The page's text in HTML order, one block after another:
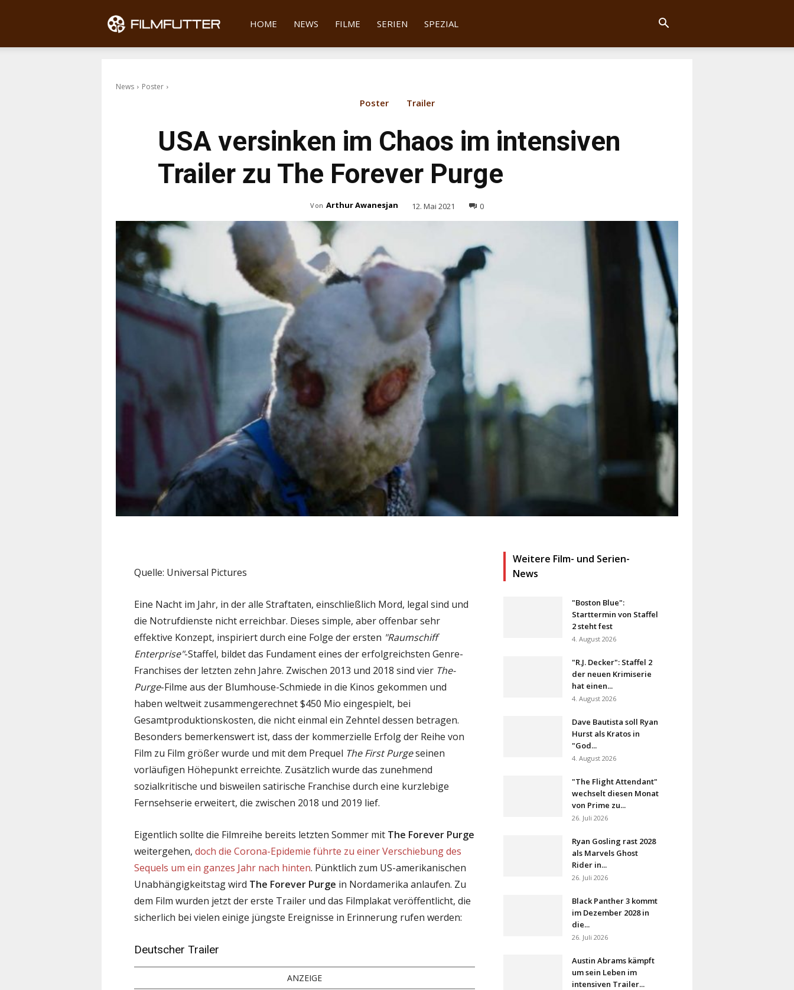
Filmfutter
HOME NEWS FILME SERIEN SPEZIAL
News Poster
Poster Trailer
USA versinken im Chaos im intensiven
Trailer zu The Forever Purge
Von Arthur Awanesjan 12. Mai 2021 0
Quelle: Universal Pictures
Eine Nacht im Jahr, in der alle Straftaten, einschließlich Mord, legal sind und
die Notrufdienste nicht erreichbar. Dieses simple, aber offenbar sehr
effektive Konzept, inspiriert durch eine Folge der ersten "Raumschiff
Enterprise"-Staffel, bildet das Fundament eines der erfolgreichsten Genre-
Franchises der letzten zehn Jahre. Zwischen 2013 und 2018 sind vier The-
Purge-Filme aus der Blumhouse-Schmiede in die Kinos gekommen und
haben weltweit zusammengerechnet $450 Mio eingespielt, bei
Gesamtproduktionskosten, die nicht einmal ein Zehntel dessen betragen.
Besonders bemerkenswert ist, dass der kommerzielle Erfolg der Reihe von
Film zu Film größer wurde und mit dem Prequel The First Purgeseinen
vorläufigen Höhepunkt erreichte. Zusätzlich wurde das zunehmend
sozialkritische und bisweilen satirische Franchise durch eine kurzlebige
Fernsehserie erweitert, die zwischen 2018 und 2019 lief.
Eigentlich sollte die Filmreihe bereits letzten Sommer mit The Forever Purge
weitergehen, doch die Corona-Epidemie führte zu einer Verschiebung des
Sequels um ein ganzes Jahr nach hinten. Pünktlich zum US-amerikanischen
Unabhängigkeitstag wird The Forever Purge in Nordamerika anlaufen. Zu
dem Film wurden jetzt der erste Trailer und das Filmplakat veröffentlicht, die
sicherlich bei vielen einige jüngste Ereignisse in Erinnerung rufen werden:
Deutscher Trailer
ANZEIGE
Weitere Film- und Serien-
News
"Boston Blue":
Starttermin von Staffel
2 steht fest
4. August 2026
"R.J. Decker": Staffel 2
der neuen Krimiserie
hat einen...
4. August 2026
Dave Bautista soll Ryan
Hurst als Kratos in
"God...
4. August 2026
"The Flight Attendant"
wechselt diesen Monat
von Prime zu...
26. Juli 2026
Ryan Gosling rast 2028
als Marvels Ghost
Rider in...
26. Juli 2026
Black Panther 3 kommt
im Dezember 2028 in
die...
26. Juli 2026
Austin Abrams kämpft
um sein Leben im
intensiven Trailer...